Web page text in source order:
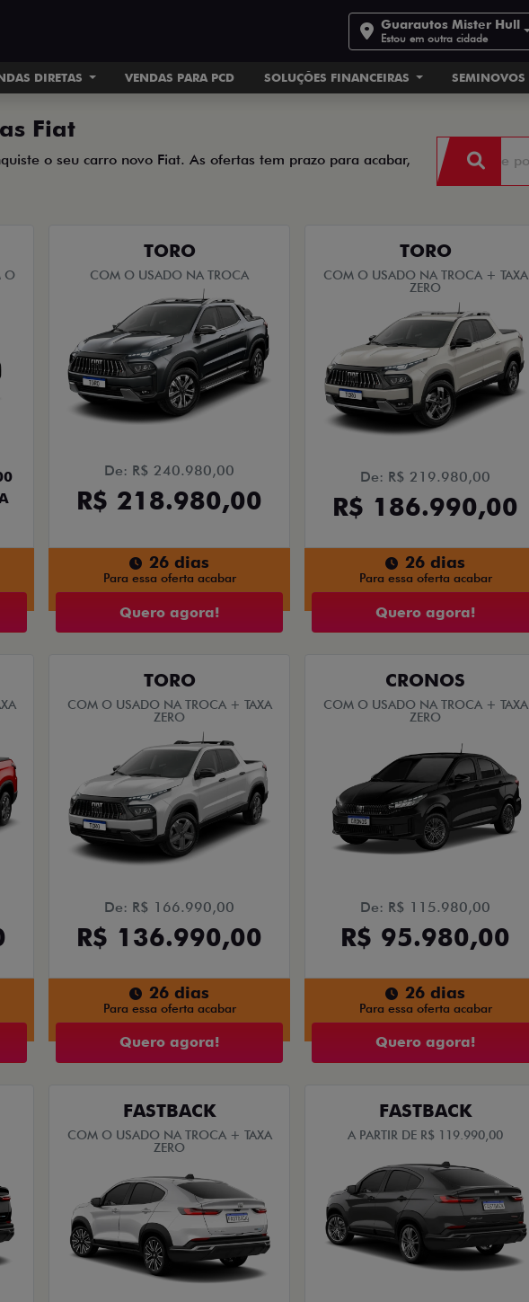
Guarautos Mister Hull
Estou em outra cidade
DIRETAS VENDAS PARA PCD SOLUÇÕES FINANCEIRAS SEMINOVOS
Fiat
o seu carro novo Fiat. As ofertas tem prazo para acabar,
O
TORO
COM O USADO NA TROCA
De: R$ 240.980,00
R$ 218.980,00
26 dias
Para essa oferta acabar
Quero agora!
TORO
COM O USADO NA TROCA + TAXA
ZERO
De: R$ 219.980,00
R$ 186.990,00
26 dias
Para essa oferta acabar
Quero agora!
TORO
COM O USADO NA TROCA + TAXA
ZERO
De: R$ 166.990,00
R$ 136.990,00
26 dias
Para essa oferta acabar
Quero agora!
CRONOS
COM O USADO NA TROCA + TAXA
ZERO
De: R$ 115.980,00
R$ 95.980,00
26 dias
Para essa oferta acabar
Quero agora!
FASTBACK
COM O USADO NA TROCA + TAXA
ZERO
FASTBACK
A PARTIR DE R$ 119.990,00